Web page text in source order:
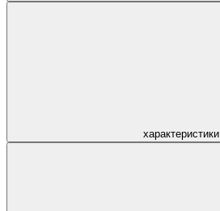
характеристики